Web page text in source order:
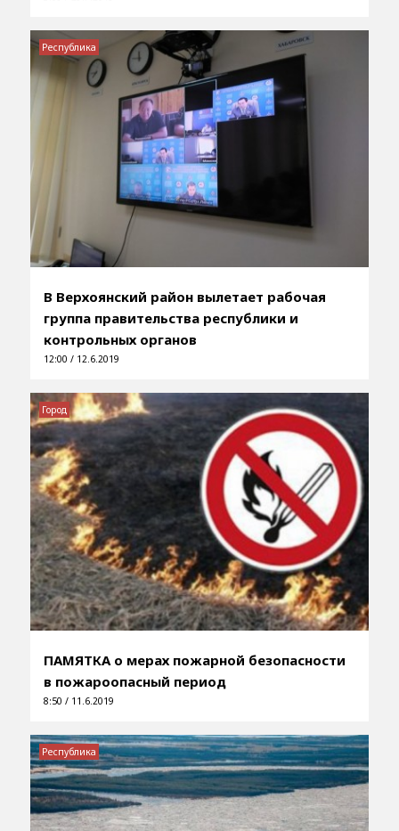
В Верхоянский район вылетает рабочая
группа правительства республики и
контрольных органов
12:00 / 12.6.2019
Республика
ПАМЯТКА о мерах пожарной безопасности
в пожароопасный период
8:50 / 11.6.2019
Город
Республика